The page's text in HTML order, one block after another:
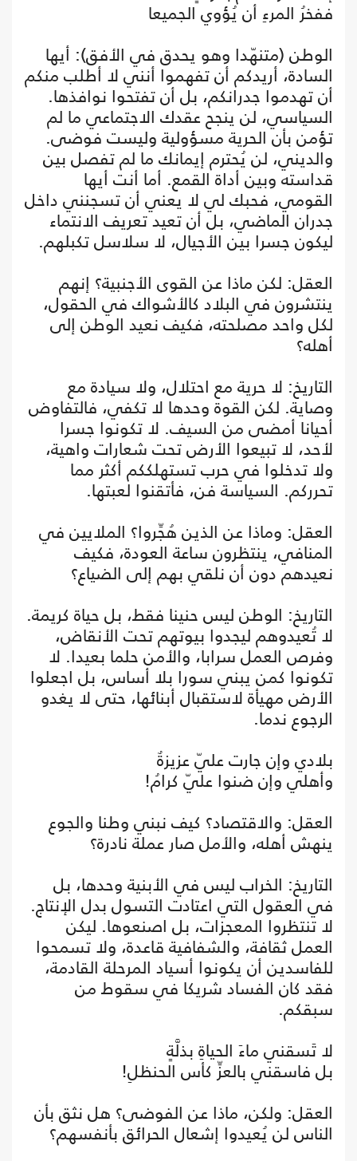
ففخرُ المرءِ أن يُؤوي الجميعا
الوطن (متنهّدا وهو يحدق في الأفق): أيها
السادة، أريدكم أن تفهموا أنني لا أطلب منكم
أن تهدموا جدرانكم، بل أن تفتحوا نوافذها.
السياسي، لن ينجح عقدك الاجتماعي ما لم
تؤمن بأن الحرية مسؤولية وليست فوضى.
والديني، لن يُحترم إيمانك ما لم تفصل بين
قداسته وبين أداة القمع. أما أنت أيها
القومي، فحبك لي لا يعني أن تسجنني داخل
جدران الماضي، بل أن تعيد تعريف الانتماء
ليكون جسرا بين الأجيال، لا سلاسل تكبلهم.
العقل: لكن ماذا عن القوى الأجنبية؟ إنهم
ينتشرون في البلاد كالأشواك في الحقول،
لكل واحد مصلحته، فكيف نعيد الوطن إلى
أهله؟
التاريخ: لا حرية مع احتلال، ولا سيادة مع
وصاية. لكن القوة وحدها لا تكفي، فالتفاوض
أحيانا أمضى من السيف. لا تكونوا جسرا
لأحد، لا تبيعوا الأرض تحت شعارات واهية،
ولا تدخلوا في حرب تستهلككم أكثر مما
تحرركم. السياسة فن، فأتقنوا لعبتها.
العقل: وماذا عن الذين هُجِّروا؟ الملايين في
المنافي، ينتظرون ساعة العودة، فكيف
نعيدهم دون أن نلقي بهم إلى الضياع؟
التاريخ: الوطن ليس حنينا فقط، بل حياة كريمة.
لا تُعيدوهم ليجدوا بيوتهم تحت الأنقاض،
وفرص العمل سرابا، والأمن حلما بعيدا. لا
تكونوا كمن يبني سورا بلا أساس، بل اجعلوا
الأرض مهيأة لاستقبال أبنائها، حتى لا يغدو
الرجوع ندما.
بلادي وإن جارت عليّ عزيزةٌ
وأهلي وإن ضنوا عليّ كرامُ!
العقل: والاقتصاد؟ كيف نبني وطنا والجوع
ينهش أهله، والأمل صار عملة نادرة؟
التاريخ: الخراب ليس في الأبنية وحدها، بل
في العقول التي اعتادت التسول بدل الإنتاج.
لا تنتظروا المعجزات، بل اصنعوها. ليكن
العمل ثقافة، والشفافية قاعدة، ولا تسمحوا
للفاسدين أن يكونوا أسياد المرحلة القادمة،
فقد كان الفساد شريكا في سقوط من
سبقكم.
لا تَسقني ماءَ الحياةِ بذلَّةٍ
بل فاسقني بالعزِّ كأس الحنظلِ!
العقل: ولكن، ماذا عن الفوضى؟ هل نثق بأن
الناس لن يُعيدوا إشعال الحرائق بأنفسهم؟